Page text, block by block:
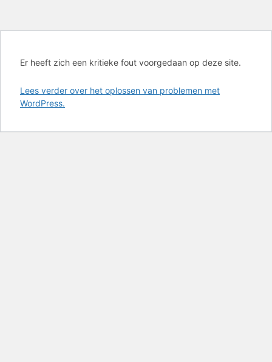
Er heeft zich een kritieke fout voorgedaan op deze site.
Lees verder over het oplossen van problemen met
WordPress.